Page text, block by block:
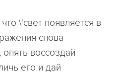
\'свет появляется в
снова
воссоздай
его и дай